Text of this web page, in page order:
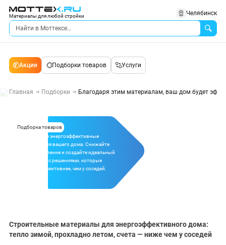
Материалы для любой стройки Челябинск
Акции Подборки товаров Услуги
Главная Подборки Благодаря этим материалам, ваш дом будет
Подборка товаров
Современные энергоэффективные
материалы для вашего дома. Снижайте
счета за отопление и создайте идеальный
микроклимат с решениями, которые
работают эффективнее, чем у соседей.
Строительные материалы для энергоэффективного дома:
тепло зимой, прохладно летом, счета — ниже чем у соседей